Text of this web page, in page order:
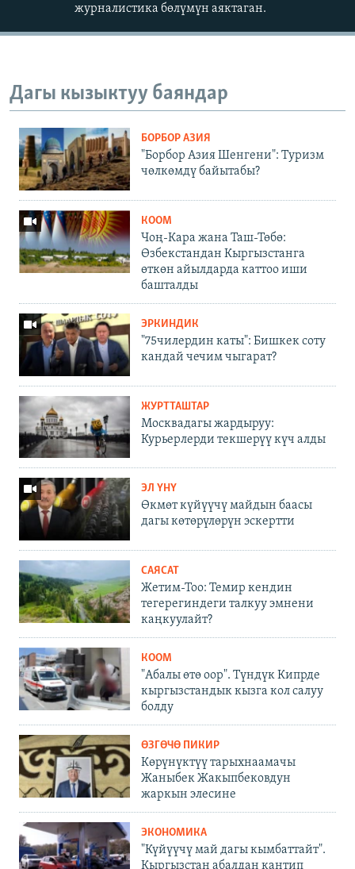
журналистика бөлүмүн аяктаган.
Дагы кызыктуу баяндар
БОРБОР АЗИЯ
"Борбор Азия Шенгени": Туризм
чөлкөмдү байытабы?
КООМ
Чоң-Кара жана Таш-Төбө:
Өзбекстандан Кыргызстанга
өткөн айылдарда каттоо иши
башталды
ЭРКИНДИК
"75чилердин каты": Бишкек соту
кандай чечим чыгарат?
ЖУРТТАШТАР
Москвадагы жардыруу:
Курьерлерди текшерүү күч алды
ЭЛ ҮНҮ
Өкмөт күйүүчү майдын баасы
дагы көтөрүлөрүн эскертти
САЯСАТ
Жетим-Тоо: Темир кендин
тегерегиндеги талкуу эмнени
каңкуулайт?
КООМ
"Абалы өтө оор". Түндүк Кипрде
кыргызстандык кызга кол салуу
болду
ӨЗГӨЧӨ ПИКИР
Көрүнүктүү тарыхнаамачы
Жаныбек Жакыпбековдун
жаркын элесине
ЭКОНОМИКА
"Күйүүчү май дагы кымбаттайт".
Кыргызстан абалдан кантип